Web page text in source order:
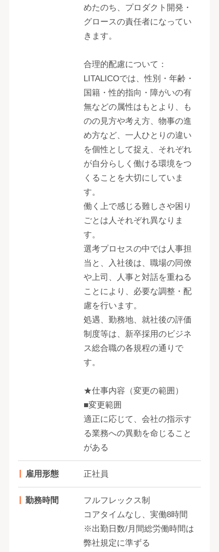
めたのち、プロダクト開発・
グロースの責任者になってい
きます。
合理的配慮について：
LITALICOでは、性別・年齢・
国籍・性的指向・障がいの有
無などの属性はもとより、も
のの見方や考え方、物事の進
め方など、一人ひとりの違い
を個性として捉え、それぞれ
が自分らしく働ける環境をつ
くることを大切にしていま
す。
働く上で感じる難しさや困り
ごとは人それぞれ異なりま
す。
選考プロセスの中では人事担
当と、入社後は、職場の同僚
や上司、人事と対話を重ねる
ことにより、必要な調整・配
慮を行います。
処遇、勤務地、就社後の評価
制度等は、新卒採用のビジネ
ス総合職の各規程の通りで
す。
★仕事内容（変更の範囲）
■変更範囲
適正に応じて、会社の指示す
る業務への異動を命じること
がある
雇用形態 正社員
勤務時間
フルフレックス制
コアタイムなし、実働8時間
※出勤日数/月間総労働時間は
弊社規定に準ずる